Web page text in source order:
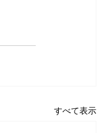
すべて表示